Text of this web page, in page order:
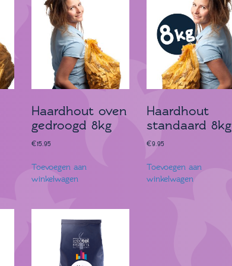
Haardhout oven
gedroogd 8kg
€15.95
Toevoegen aan
winkelwagen
Haardhout
standaard 8kg
€9.95
Toevoegen aan
winkelwagen